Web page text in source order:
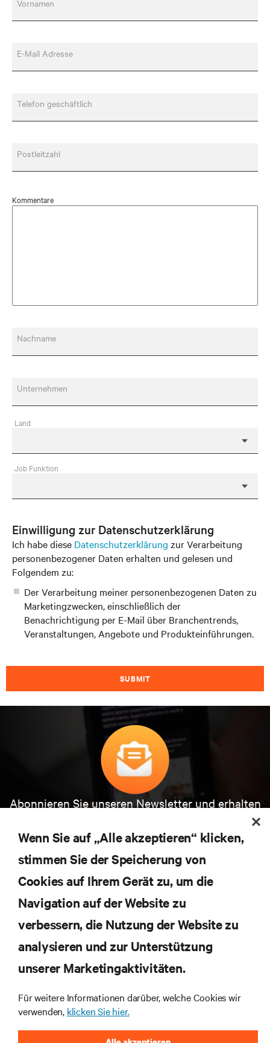
Vornamen
E-Mail Adresse
Telefon geschäftlich
Postleitzahl
Kommentare
Nachname
Unternehmen
Land
Job Funktion
Einwilligung zur Datenschutzerklärung
Ich habe diese Datenschutzerklärung zur Verarbeitung
personenbezogener Daten erhalten und gelesen und
Folgendem zu:
Der Verarbeitung meiner personenbezogenen Daten zu
Marketingzwecken, einschließlich der
Benachrichtigung per E-Mail über Branchentrends,
Veranstaltungen, Angebote und Produkteinführungen.
SUBMIT
Abonnieren Sie unseren Newsletter und erhalten
Erhalten Sie regelmäßig Updates zu den wichtigsten
Themen der Branche, mit aktuellen Diskussionen
und Einblicken von Experten in das
Rechenzentrums- und Infrastrukturmanagement.
JETZT ANMELDEN
RESSOURCEN
UNTERNEHMEN
Wenn Sie auf „Alle akzeptieren“ klicken,
stimmen Sie der Speicherung von
Cookies auf Ihrem Gerät zu, um die
Navigation auf der Website zu
verbessern, die Nutzung der Website zu
analysieren und zur Unterstützung
unserer Marketingaktivitäten.
Für weitere Informationen darüber, welche Cookies wir
verwenden, klicken Sie hier.